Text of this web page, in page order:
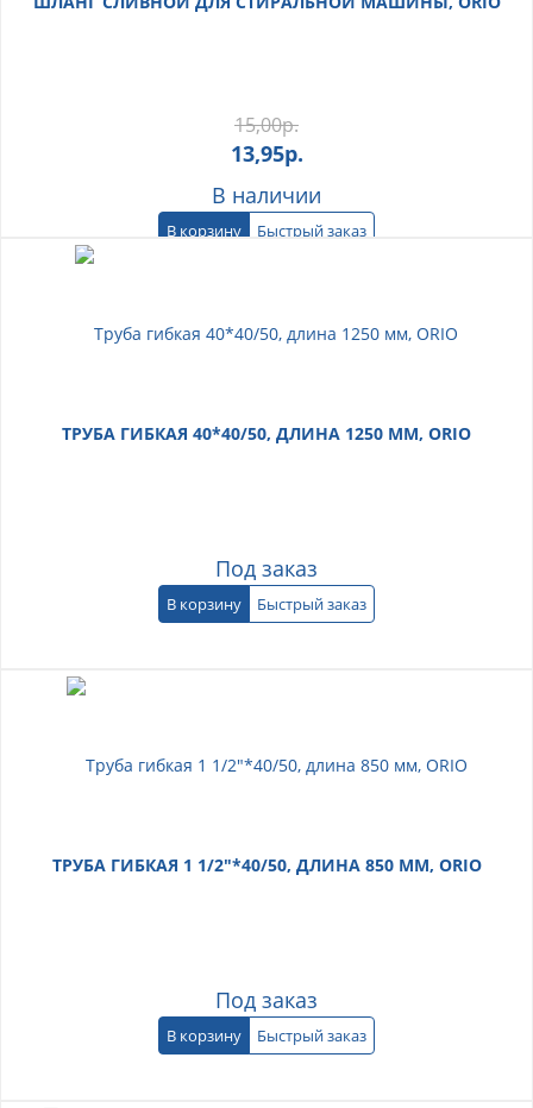
15,00р.
13,95р.
В наличии
В корзину Быстрый заказ
ТРУБА ГИБКАЯ 40*40/50, ДЛИНА 1250 ММ, ORIO
Под заказ
В корзину Быстрый заказ
ТРУБА ГИБКАЯ 1 1/2"*40/50, ДЛИНА 850 ММ, ORIO
Под заказ
В корзину Быстрый заказ